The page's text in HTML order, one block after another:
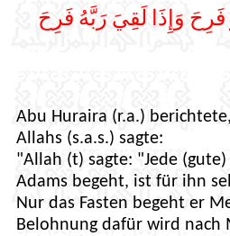
فَرِحَ وَإِذَا لَقِيَ رَبَّهُ فَرِحَ
Abu Huraira (r.a.)
Allahs (s.a.s.) sagte:
"Allah (t) sagte: "Jede
Adams begeht, ist für ihn
Nur das Fasten begeht er
Belohnung dafür wird nach